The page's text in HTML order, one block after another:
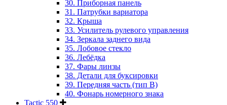
30. Приборная панель
31. Патрубки вариатора
32. Крыша
33. Усилитель рулевого управления
34. Зеркала заднего вида
35. Лобовое стекло
36. Лебёдка
37. Фары линзы
38. Детали для буксировки
39. Передняя часть (тип B)
40. Фонарь номерного знака
Tactic 550